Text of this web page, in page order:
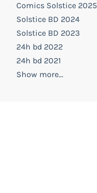
Comics Solstice 2025
Solstice BD 2024
Solstice BD 2023
24h bd 2022
24h bd 2021
Show more...